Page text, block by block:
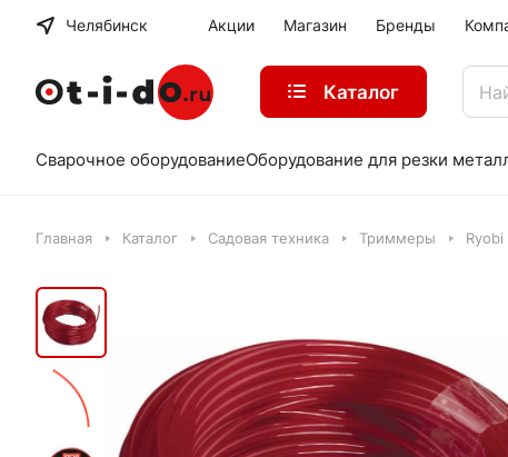
Челябинск Акции Магазин Бренды
Каталог
Сварочное оборудованиеОборудование для резки
Главная Каталог Садовая техника Триммеры